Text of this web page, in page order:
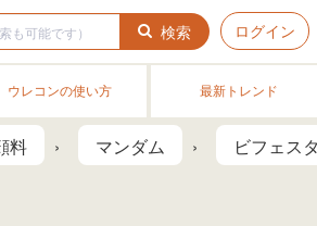
検索 ログイン
ウレコンの使い方 最新トレンド
料 マンダム ビフェスタ